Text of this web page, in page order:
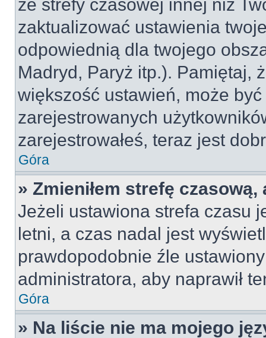
ze strefy czasowej innej niż
zaktualizować ustawienia
odpowiednią dla twojego
Madryd, Paryż itp.). Pamiętaj,
większość ustawień, może
zarejestrowanych
zarejestrowałeś, teraz jest
Góra
» Zmieniłem strefę
Jeżeli ustawiona strefa czasu
letni, a czas nadal jest
prawdopodobnie źle
administratora, aby naprawił
Góra
» Na liście nie ma mojego